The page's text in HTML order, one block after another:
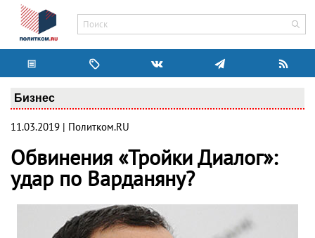
Бизнес
11.03.2019 | Политком.RU
Обвинения «Тройки Диалог»:
удар по Варданяну?